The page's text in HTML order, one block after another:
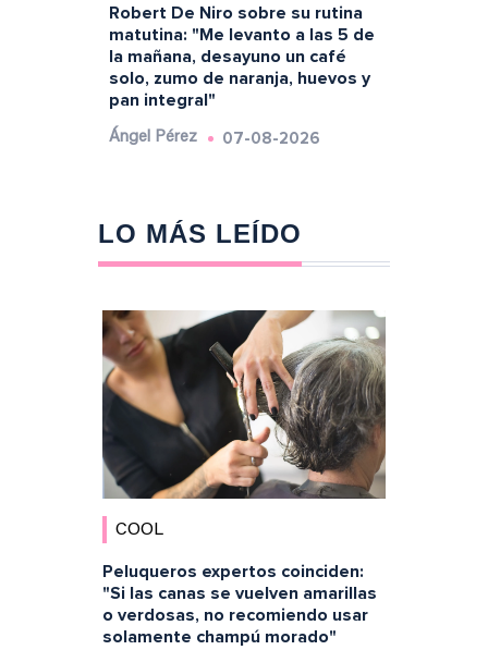
Robert De Niro sobre su rutina
matutina: "Me levanto a las 5 de
la mañana, desayuno un café
solo, zumo de naranja, huevos y
pan integral"
Ángel Pérez 07-08-2026
LO MÁS LEÍDO
COOL
Peluqueros expertos coinciden:
"Si las canas se vuelven amarillas
o verdosas, no recomiendo usar
solamente champú morado"